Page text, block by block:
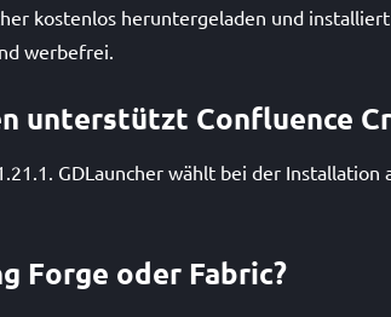
kostenlos heruntergeladen und
werbefrei.
unterstützt Confluence
GDLauncher wählt bei der Installation
Forge oder Fabric?